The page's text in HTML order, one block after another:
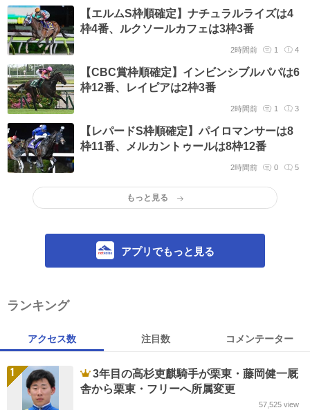
【エルムS枠順確定】ナチュラルライズは4
枠4番、ルクソールカフェは3枠3番
2時間前 1 4
【CBC賞枠順確定】インビンシブルパパは6
枠12番、レイピアは2枠3番
2時間前 1 3
【レパードS枠順確定】パイロマンサーは8
枠11番、メルカントゥールは8枠12番
2時間前 0 5
もっと見る
アプリでもっと見る
ランキング
アクセス数 注目数 コメンテーター
1
3年目の高杉吏麒騎手が栗東・藤岡健一厩
舎から栗東・フリーへ所属変更
57,525 view